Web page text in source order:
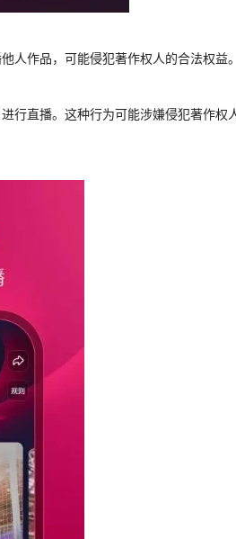
人作品，可能侵犯著作权人的合法权益。
行直播。这种行为可能涉嫌侵犯著作权